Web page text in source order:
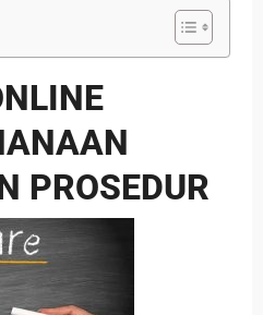
PROSEDUR